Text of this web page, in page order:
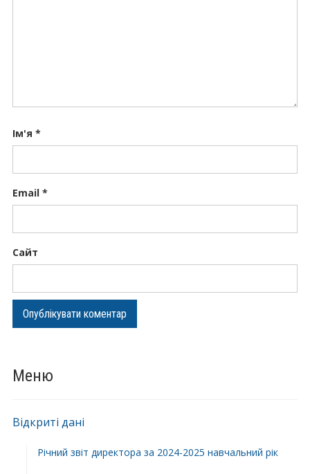
Меню
Відкриті дані
Річний звіт директора за 2024-2025 навчальний рік
Ім'я *
Email *
Сайт